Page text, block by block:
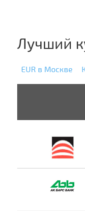
Лучший
EUR в Москве